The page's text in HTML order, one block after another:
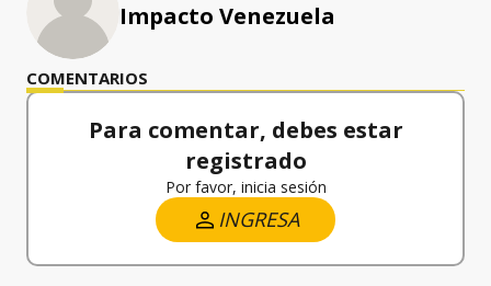
Impacto Venezuela
COMENTARIOS
Para comentar, debes estar
registrado
Por favor, inicia sesión
INGRESA